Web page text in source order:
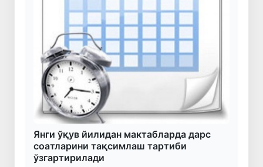
Янги ўқув йилидан мактабларда дарс
соатларини тақсимлаш тартиби
ўзгартирилади